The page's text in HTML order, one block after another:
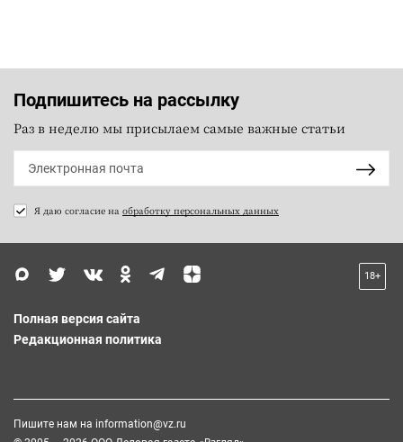
Подпишитесь на рассылку
Раз в неделю мы присылаем самые важные статьи
Я даю согласие на обработку персональных данных
18+
Полная версия сайта
Редакционная политика
Пишите нам на information@vz.ru